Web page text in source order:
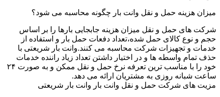
میزان هزینه حمل و نقل وانت بار چگونه محاسبه می شود؟
شرکت های حمل و نقل میزان هزینه جابجایی بارها را بر اساس
حجم و نوع کالای حمل شده،تعداد دفعات حمل بار و استفاده از
خدمات و تجهیزات شرکت محاسبه می کنند.وانت بار شریعتی با
حذف تمام واسطه ها و در اختیار داشتن تعداد زیاد راننده خدمات
خود را با مناسب ترین تعرفه نرخ حمل و نقل ممکن و به صورت ۲۴
ساعت شبانه روزی به مشتریان ارائه می دهد.
مزیت های شرکت حمل و نقل وانت بار وانت بار شریعتی